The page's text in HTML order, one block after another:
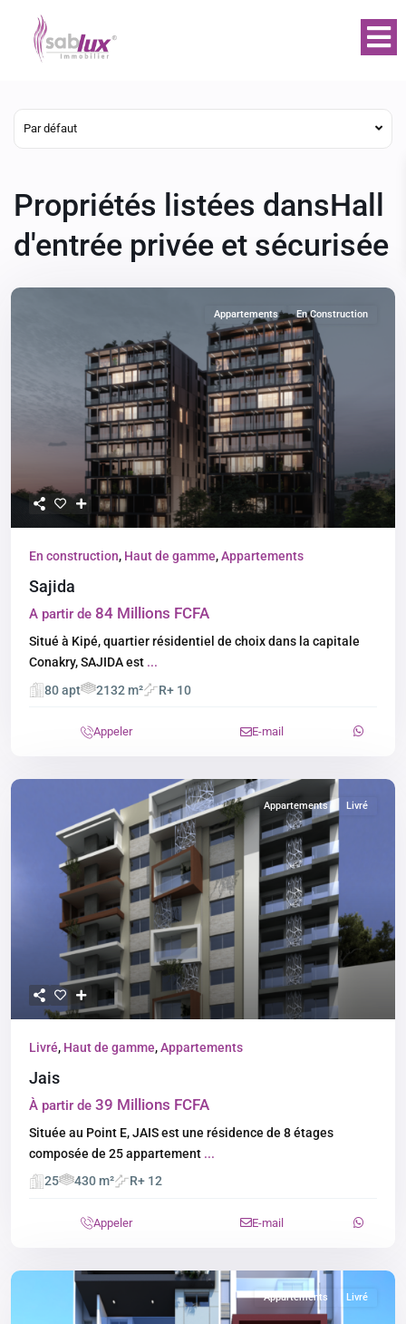
Par défaut
Propriétés listées dansHall
d'entrée privée et sécurisée
Appartements En Construction
En construction, Haut de gamme,Appartements
Sajida
A partir de 84 Millions FCFA
Situé à Kipé, quartier résidentiel de choix dans la capitale
Conakry, SAJIDA est ...
80 apt
2132 m² R+ 10
Appeler E-mail
Appartements Livré
Livré, Haut de gamme,Appartements
Jais
À partir de 39 Millions FCFA
Située au Point E, JAIS est une résidence de 8 étages
composée de 25 appartement ...
25
430 m² R+ 12
Appeler E-mail
Appartements Livré